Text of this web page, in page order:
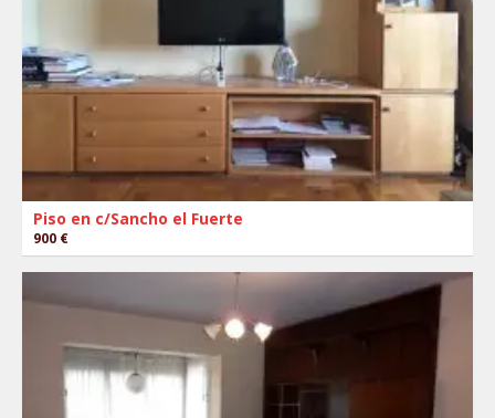
Piso en c/Sancho el Fuerte
900 €